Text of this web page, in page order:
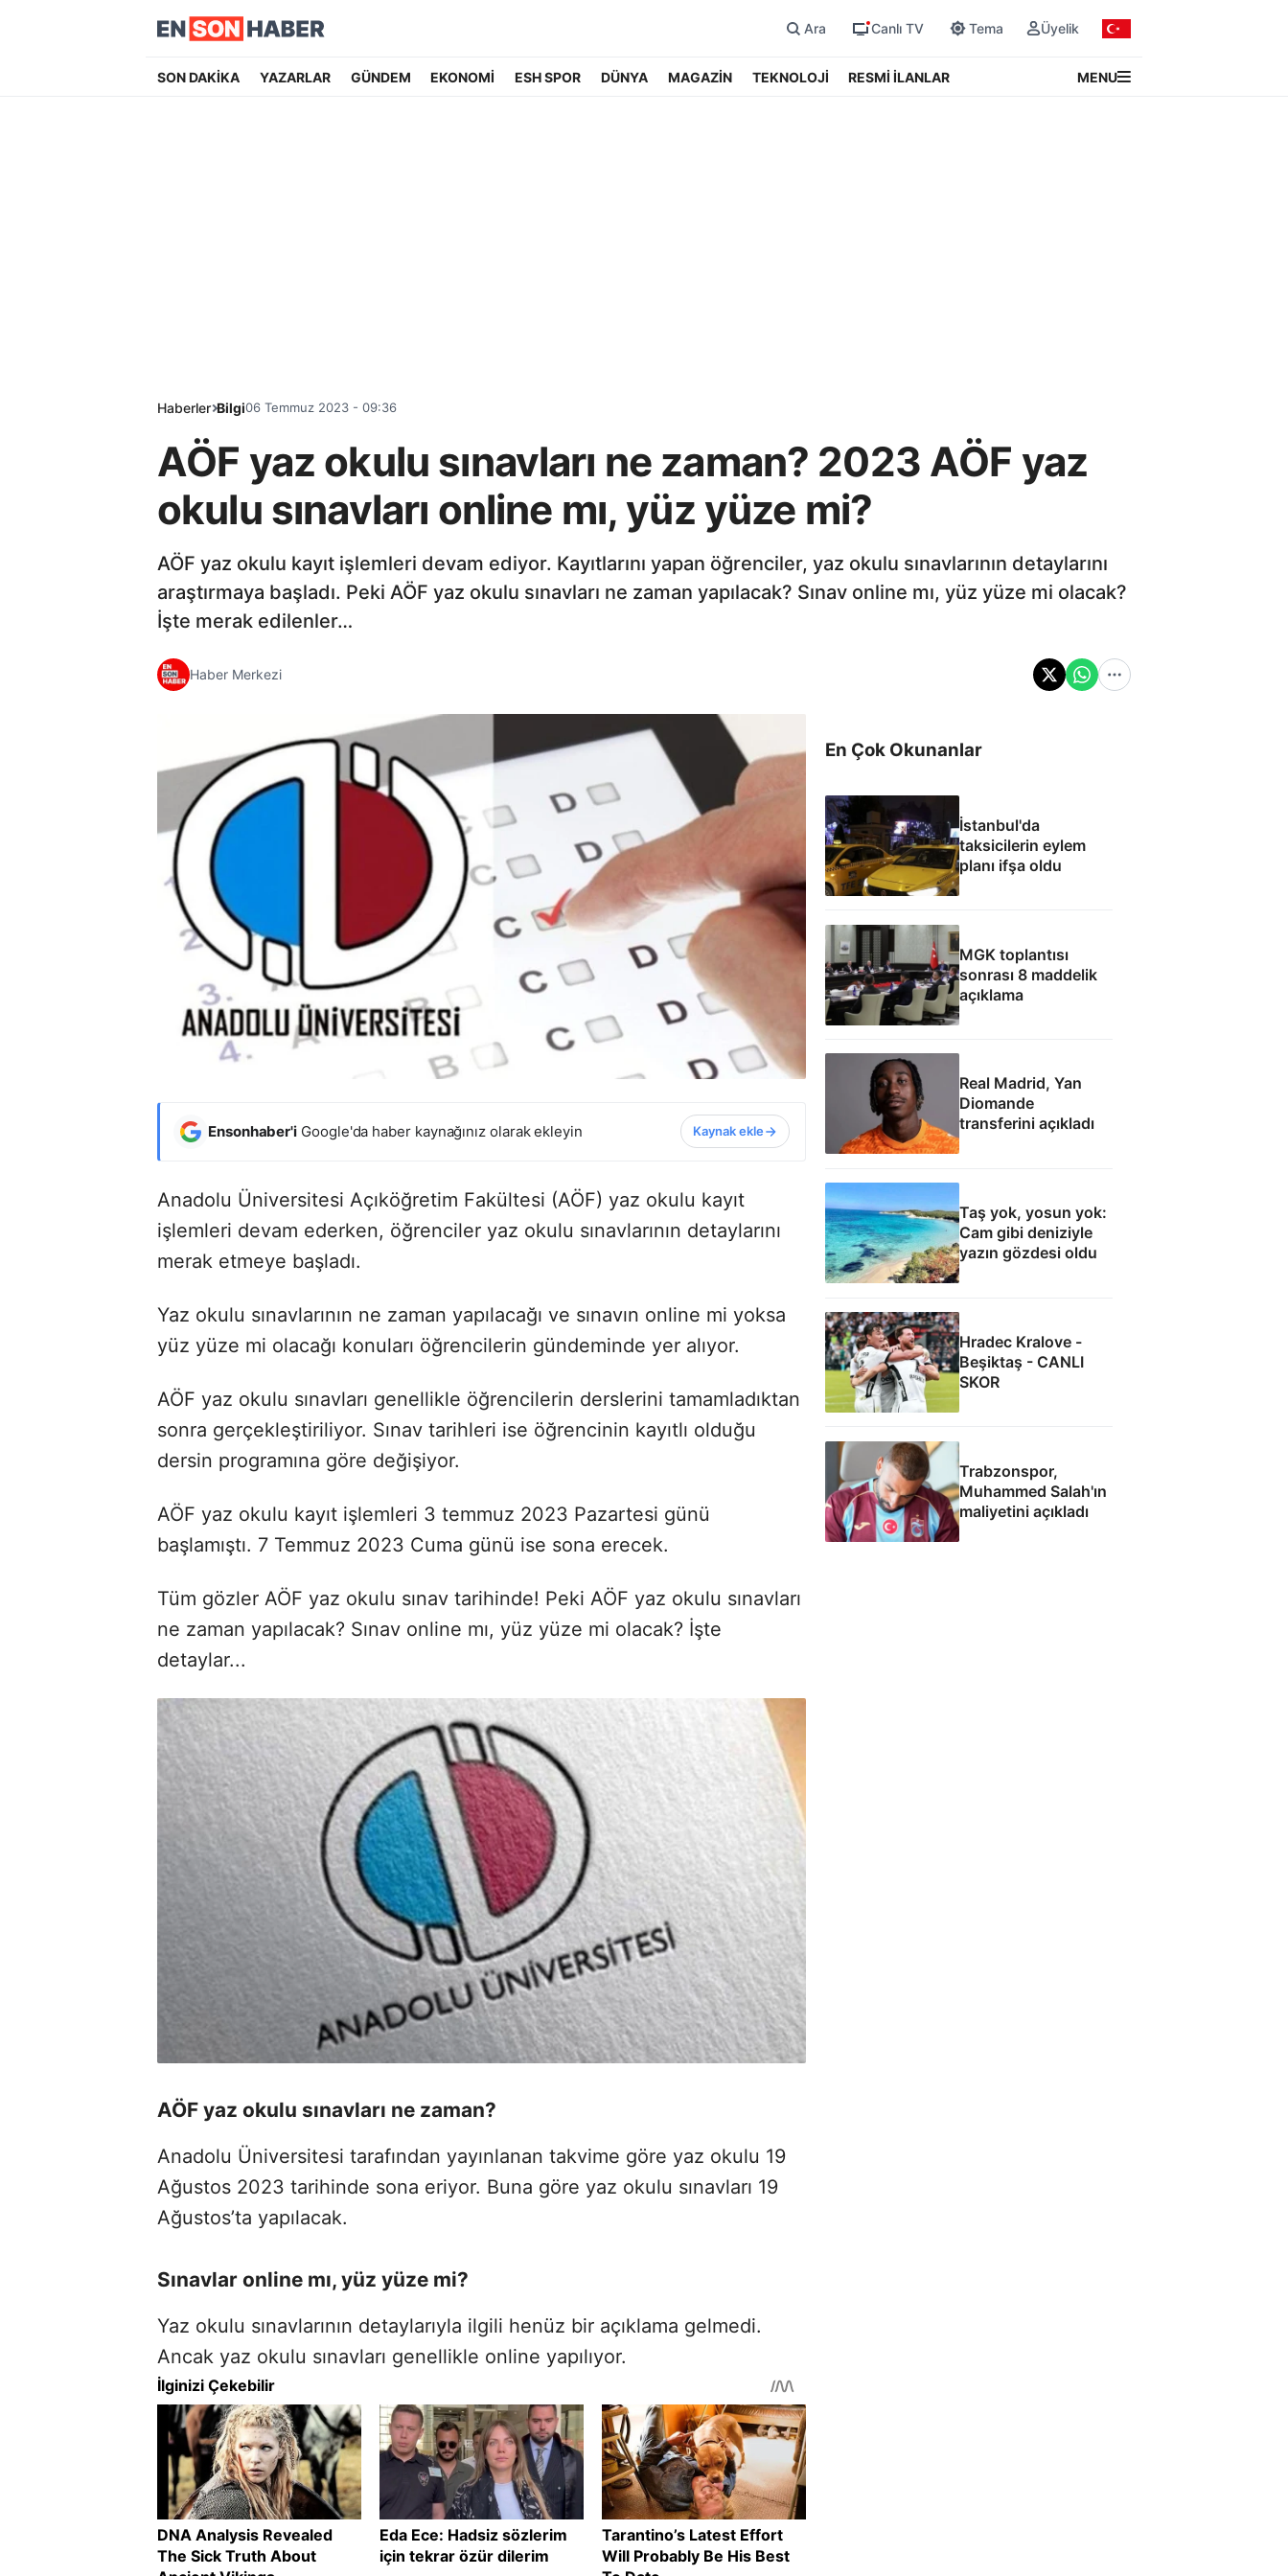
Ara Canlı TV Tema Üyelik
SON DAKİKA YAZARLAR GÜNDEM EKONOMİ ESH SPOR DÜNYA MAGAZİN TEKNOLOJİ RESMİ İLANLAR MENU
Haberler Bilgi06 Temmuz 2023 - 09:36
AÖF yaz okulu sınavları ne zaman? 2023 AÖF yaz
okulu sınavları online mı, yüz yüze mi?
AÖF yaz okulu kayıt işlemleri devam ediyor. Kayıtlarını yapan öğrenciler, yaz okulu sınavlarının detaylarını
araştırmaya başladı. Peki AÖF yaz okulu sınavları ne zaman yapılacak? Sınav online mı, yüz yüze mi olacak?
İşte merak edilenler…
Haber Merkezi
Ensonhaber'i Google'da haber kaynağınız olarak ekleyin Kaynak ekle
Anadolu Üniversitesi Açıköğretim Fakültesi (AÖF) yaz okulu kayıt
işlemleri devam ederken, öğrenciler yaz okulu sınavlarının detaylarını
merak etmeye başladı.
Yaz okulu sınavlarının ne zaman yapılacağı ve sınavın online mi yoksa
yüz yüze mi olacağı konuları öğrencilerin gündeminde yer alıyor.
AÖF yaz okulu sınavları genellikle öğrencilerin derslerini tamamladıktan
sonra gerçekleştiriliyor. Sınav tarihleri ise öğrencinin kayıtlı olduğu
dersin programına göre değişiyor.
AÖF yaz okulu kayıt işlemleri 3 temmuz 2023 Pazartesi günü
başlamıştı. 7 Temmuz 2023 Cuma günü ise sona erecek.
Tüm gözler AÖF yaz okulu sınav tarihinde! Peki AÖF yaz okulu sınavları
ne zaman yapılacak? Sınav online mı, yüz yüze mi olacak? İşte
detaylar...
AÖF yaz okulu sınavları ne zaman?
Anadolu Üniversitesi tarafından yayınlanan takvime göre yaz okulu 19
Ağustos 2023 tarihinde sona eriyor. Buna göre yaz okulu sınavları 19
Ağustos’ta yapılacak.
Sınavlar online mı, yüz yüze mi?
Yaz okulu sınavlarının detaylarıyla ilgili henüz bir açıklama gelmedi.
Ancak yaz okulu sınavları genellikle online yapılıyor.
En Çok Okunanlar
İstanbul'da
taksicilerin eylem
planı ifşa oldu
MGK toplantısı
sonrası 8 maddelik
açıklama
Real Madrid, Yan
Diomande
transferini açıkladı
Taş yok, yosun yok:
Cam gibi deniziyle
yazın gözdesi oldu
Hradec Kralove -
Beşiktaş - CANLI
SKOR
Trabzonspor,
Muhammed Salah'ın
maliyetini açıkladı